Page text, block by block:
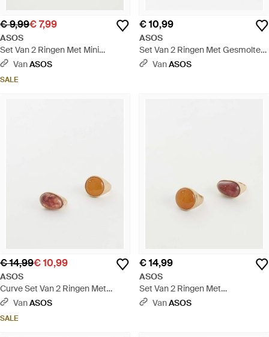
€ 9,99€ 7,99
ASOS
Set Van 2 Ringen Met Mini
Schelpen - Naturel
VanASOS
SALE
€ 10,99
ASOS
Set Van 2 Ringen Met Gesmolten
Detail - Metallic
VanASOS
€ 14,99€ 10,99
ASOS
Curve Set Van 2 Ringen Met
Harssteenzetting - Wit
VanASOS
SALE
€ 14,99
ASOS
Set Van 2 Ringen Met
Bordeauxrode Harszettingen -
VanASOS